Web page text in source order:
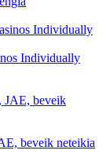
Individually
beveik neteikia